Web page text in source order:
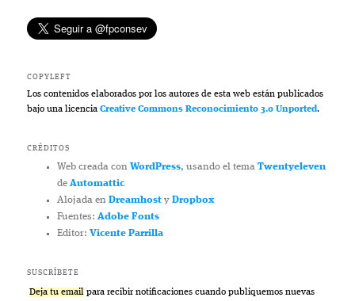
COPYLEFT
Los contenidos elaborados por los autores de esta web están publicados
bajo una licenciaCreative Commons Reconocimiento 3.0 Unported.
CRÉDITOS
Web creada con WordPress, usando el tema Twentyeleven
de Automattic
Alojada en Dreamhosty Dropbox
Fuentes: Adobe Fonts
Editor: Vicente Parrilla
SUSCRÍBETE
Deja tu email para recibir notificaciones cuando publiquemos nuevas